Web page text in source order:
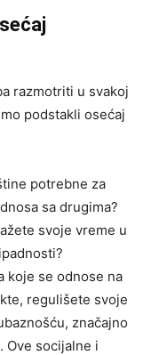
razmotriti u svakoj
podstakli osećaj
potrebne za
sa drugima?
svoje vreme u
koje se odnose na
regulišete svoje
značajno
Ove socijalne i